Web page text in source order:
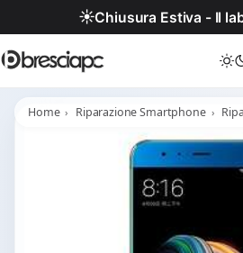
☀️
Home Riparazione Smartphone